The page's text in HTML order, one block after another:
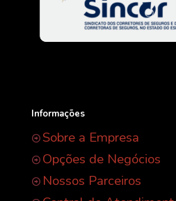
Informações
Sobre a Empresa
Opções de Negócios
Nossos Parceiros